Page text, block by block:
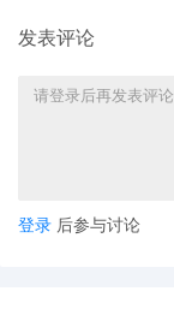
发表评论
登录 后参与讨论